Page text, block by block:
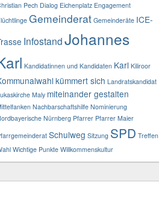
Pech Dialog Eichenplatz Engagement
Gemeinderat Gemeinderäte ICE-
InfostandJohannes
Kandidatinnen und Kandidaten Karl Kiliroor
kümmert sich Landratskandidat
Maly miteinander gestalten
Nachbarschaftshilfe Nominierung
Nürnberg Pfarrer Pfarrer Maier
Schulweg Sitzung SPD Treffen
Wichtige Punkte Willkommenskultur